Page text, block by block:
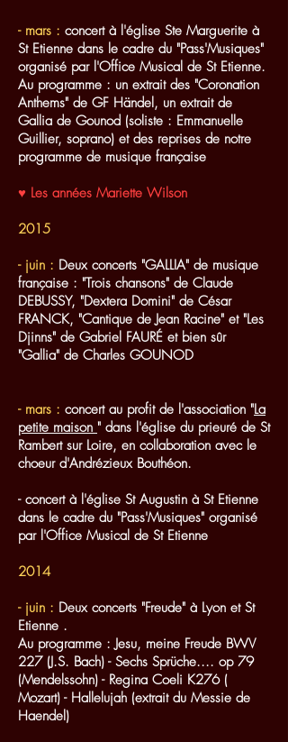
- mars : concert à l'église Ste Marguerite à
St Etienne dans le cadre du "Pass'Musiques"
organisé par l'Office Musical de St Etienne.
Au programme : un extrait des "Coronation
Anthems" de GF Händel, un extrait de
Gallia de Gounod (soliste : Emmanuelle
Guillier, soprano) et des reprises de notre
programme de musique française
♥ Les années Mariette Wilson
2015
- juin : Deux concerts "GALLIA" de musique
française : "Trois chansons" de Claude
DEBUSSY, "Dextera Domini" de César
FRANCK, "Cantique de Jean Racine" et "Les
Djinns" de Gabriel FAURÉ et bien sûr
"Gallia" de Charles GOUNOD
- mars : concert au profit de l'association "La
petite maison " dans l'église du prieuré de St
Rambert sur Loire, en collaboration avec le
choeur d'Andrézieux Bouthéon.
- concert à l'église St Augustin à St Etienne
dans le cadre du "Pass'Musiques" organisé
par l'Office Musical de St Etienne
2014
- juin : Deux concerts "Freude" à Lyon et St
Etienne .
Au programme : Jesu, meine Freude BWV
227 (J.S. Bach) - Sechs Sprüche.... op 79
(Mendelssohn) - Regina Coeli K276 (
Mozart) - Hallelujah (extrait du Messie de
Haendel)